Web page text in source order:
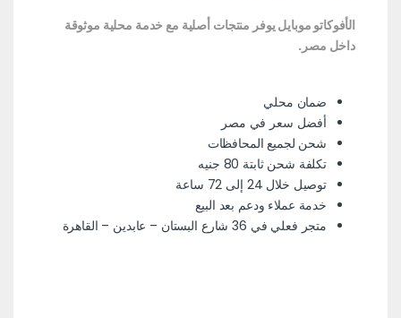
الأفوكاتو موبايل يوفر منتجات أصلية مع خدمة محلية موثوقة
داخل مصر.
ضمان محلي
أفضل سعر في مصر
شحن لجميع المحافظات
تكلفة شحن ثابتة 80 جنيه
توصيل خلال 24 إلى 72 ساعة
خدمة عملاء ودعم بعد البيع
متجر فعلي في 36 شارع البستان – عابدين – القاهرة